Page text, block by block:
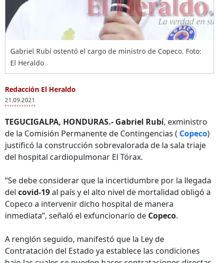
Gabriel Rubí ostentó el cargo de ministro de Copeco. Foto:
El Heraldo
Redacción El Heraldo
21.09.2021
TEGUCIGALPA, HONDURAS.- Gabriel Rubí, exministro
de la Comisión Permanente de Contingencias ( Copeco)
justificó la construcción sobrevalorada de la sala triaje
del hospital cardiopulmonar El Tórax.
“Se debe considerar que la incertidumbre por la llegada
del covid-19al país y el alto nivel de mortalidad obligó a
Copeco a intervenir dicho hospital de manera
inmediata”, señaló el exfuncionario de Copeco.
A renglón seguido, manifestó que la Ley de
Contratación del Estado ya establece las condiciones